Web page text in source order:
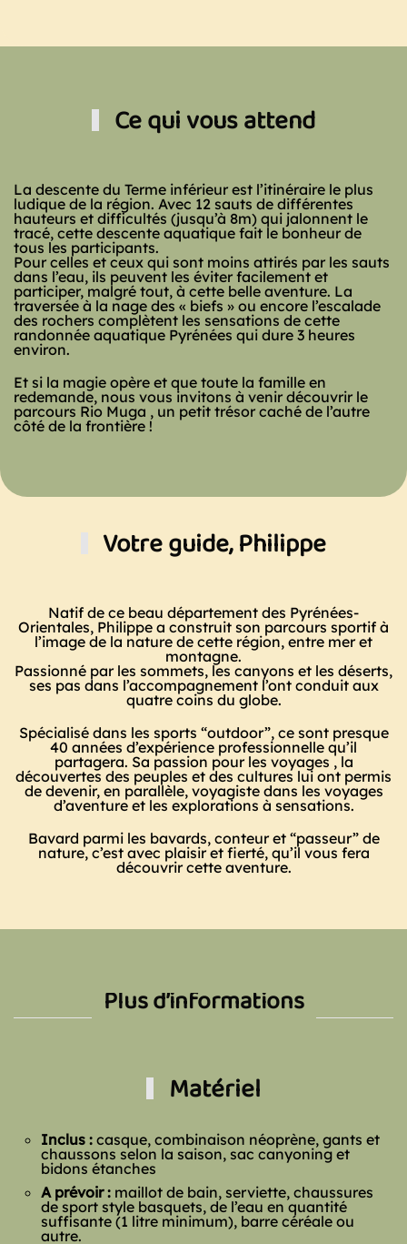
Ce qui vous attend
La descente du Terme inférieur est l’itinéraire le plus
ludique de la région. Avec 12 sauts de différentes
hauteurs et difficultés (jusqu’à 8m) qui jalonnent le
tracé, cette descente aquatique fait le bonheur de
tous les participants.
Pour celles et ceux qui sont moins attirés par les sauts
dans l’eau, ils peuvent les éviter facilement et
participer, malgré tout, à cette belle aventure. La
traversée à la nage des « biefs » ou encore l’escalade
des rochers complètent les sensations de cette
randonnée aquatique Pyrénées qui dure 3 heures
environ.
Et si la magie opère et que toute la famille en
redemande, nous vous invitons à venir découvrir le
parcours Rio Muga , un petit trésor caché de l’autre
côté de la frontière !
Votre guide, Philippe
Natif de ce beau département des Pyrénées-
Orientales, Philippe a construit son parcours sportif à
l’image de la nature de cette région, entre mer et
montagne.
Passionné par les sommets, les canyons et les déserts,
ses pas dans l’accompagnement l’ont conduit aux
quatre coins du globe.
Spécialisé dans les sports “outdoor”, ce sont presque
40 années d’expérience professionnelle qu’il
partagera. Sa passion pour les voyages , la
découvertes des peuples et des cultures lui ont permis
de devenir, en parallèle, voyagiste dans les voyages
d’aventure et les explorations à sensations.
Bavard parmi les bavards, conteur et “passeur” de
nature, c’est avec plaisir et fierté, qu’il vous fera
découvrir cette aventure.
Plus d’informations
Matériel
Inclus : casque, combinaison néoprène, gants et
chaussons selon la saison, sac canyoning et
bidons étanches
A prévoir : maillot de bain, serviette, chaussures
de sport style basquets, de l’eau en quantité
suffisante (1 litre minimum), barre céréale ou
autre.